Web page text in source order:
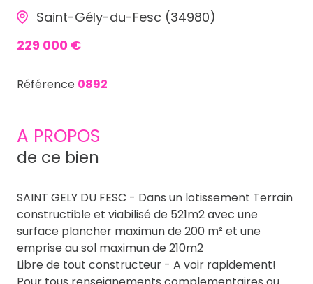
Saint-Gély-du-Fesc (34980)
229 000 €
Référence 0892
A PROPOS
de ce bien
SAINT GELY DU FESC - Dans un lotissement Terrain
constructible et viabilisé de 521m2 avec une
surface plancher maximun de 200 m² et une
emprise au sol maximun de 210m2
Libre de tout constructeur - A voir rapidement!